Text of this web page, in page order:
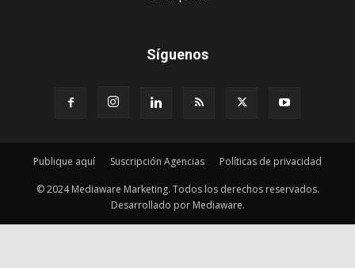
Síguenos
Publique aquí Suscripción Agencias Políticas de privacidad
© 2024 Mediaware Marketing. Todos los derechos reservados.
Desarrollado por Mediaware.